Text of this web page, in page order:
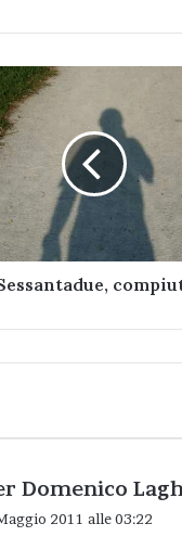
Domenico
2011 alle 03:22